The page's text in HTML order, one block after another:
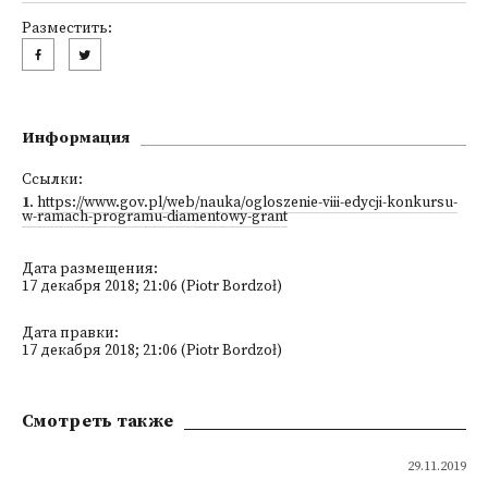
Разместить:
Информация
Ссылки:
1. https://www.gov.pl/web/nauka/ogloszenie-viii-edycji-konkursu-
w-ramach-programu-diamentowy-grant
Дата размещения:
17 декабря 2018; 21:06 (Piotr Bordzoł)
Дата правки:
17 декабря 2018; 21:06 (Piotr Bordzoł)
Смотреть также
29.11.2019